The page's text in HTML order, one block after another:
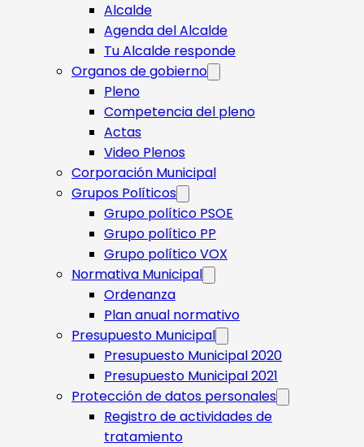
Alcalde
Agenda del Alcalde
Tu Alcalde responde​
Organos de gobierno
Pleno
Competencia del pleno
Actas
Video Plenos
Corporación Municipal
Grupos Políticos
Grupo político PSOE
Grupo político PP
Grupo político VOX
Normativa Municipal
Ordenanza
Plan anual normativo
Presupuesto Municipal
Presupuesto Municipal 2020
Presupuesto Municipal 2021
Protección de datos personales
Registro de actividades de
tratamiento